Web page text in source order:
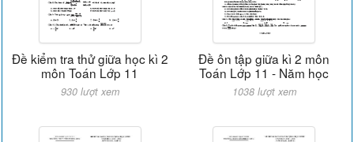
Đề kiểm tra thử giữa học kì 2
môn Toán Lớp 11
930 lượt xem
Đề ôn tập giữa kì 2 môn
Toán Lớp 11 - Năm học
1038 lượt xem